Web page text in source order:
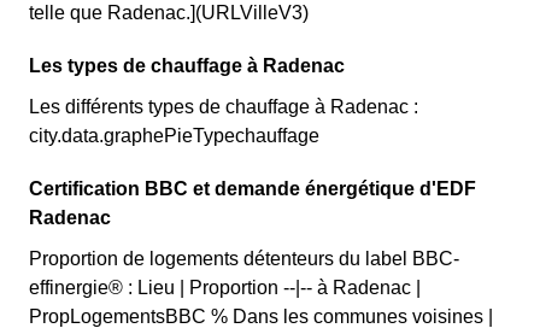
telle que Radenac.](URLVilleV3)
Les types de chauffage à Radenac
Les différents types de chauffage à Radenac :
city.data.graphePieTypechauffage
Certification BBC et demande énergétique d'EDF
Radenac
Proportion de logements détenteurs du label BBC-
effinergie® : Lieu | Proportion --|-- à Radenac |
PropLogementsBBC % Dans les communes voisines |